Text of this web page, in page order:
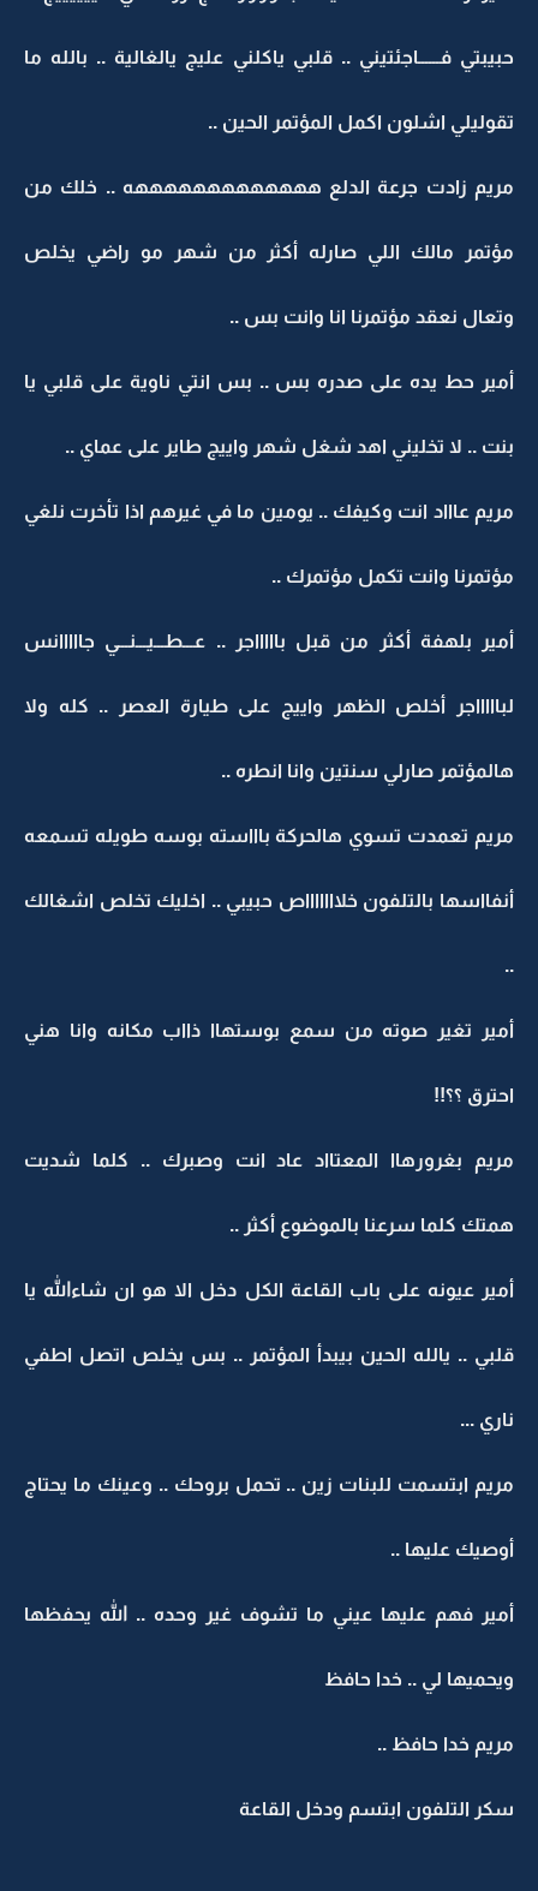
حبيبتي فــــــاجئتيني .. قلبي ياكلني عليج يالغالية .. بالله ما
تقوليلي اشلون اكمل المؤتمر الحين ..
مريم زادت جرعة الدلع هههههههههههههه .. خلك من
مؤتمر مالك اللي صارله أكثر من شهر مو راضي يخلص
وتعال نعقد مؤتمرنا انا وانت بس ..
أمير حط يده على صدره بس .. بس انتي ناوية على قلبي يا
بنت .. لا تخليني اهد شغل شهر واييج طاير على عماي ..
مريم عاااد انت وكيفك .. يومين ما في غيرهم اذا تأخرت نلغي
مؤتمرنا وانت تكمل مؤتمرك ..
أمير بلهفة أكثر من قبل باااااجر .. عـــطـــيـــنـــي جااااانس
لباااااجر أخلص الظهر واييج على طيارة العصر .. كله ولا
هالمؤتمر صارلي سنتين وانا انطره ..
مريم تعمدت تسوي هالحركة باااسته بوسه طويله تسمعه
أنفااسها بالتلفون خلاااااااص حبيبي .. اخليك تخلص اشغالك
..
أمير تغير صوته من سمع بوستهاا ذااب مكانه وانا هني
احترق ؟؟!!
مريم بغرورهاا المعتااد عاد انت وصبرك .. كلما شديت
همتك كلما سرعنا بالموضوع أكثر ..
أمير عيونه على باب القاعة الكل دخل الا هو ان شاءالله يا
قلبي .. يالله الحين بيبدأ المؤتمر .. بس يخلص اتصل اطفي
ناري ...
مريم ابتسمت للبنات زين .. تحمل بروحك .. وعينك ما يحتاج
أوصيك عليها ..
أمير فهم عليها عيني ما تشوف غير وحده .. الله يحفظها
ويحميها لي .. خدا حافظ
مريم خدا حافظ ..
سكر التلفون ابتسم ودخل القاعة